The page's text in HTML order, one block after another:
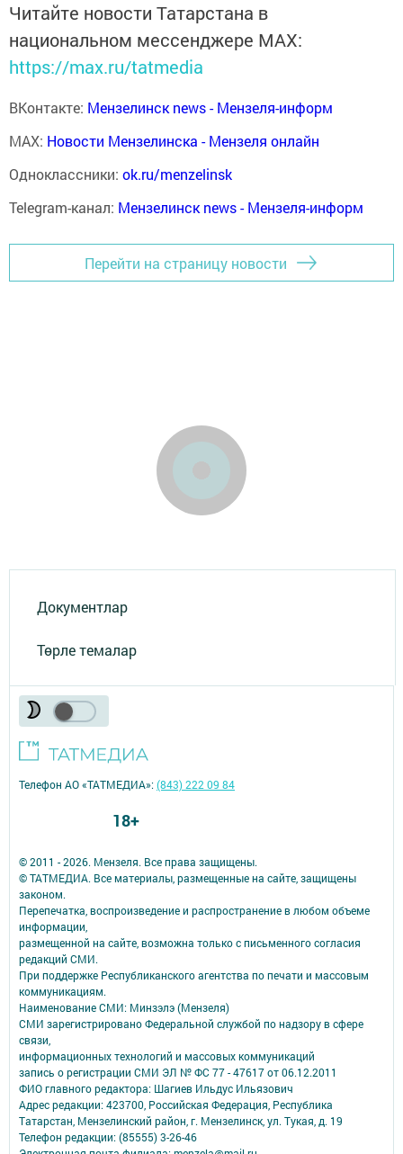
Читайте новости Татарстана в
национальном мессенджере MАХ:
https://max.ru/tatmedia
ВКонтакте: Мензелинск news - Мензеля-информ
MAX: Новости Мензелинска - Мензеля онлайн
Одноклассники: ok.ru/menzelinsk
Telegram-канал: Мензелинск news - Мензеля-информ
Перейти на страницу новости
Документлар
Төрле темалар
© 2011 - 2026. Мензеля. Все права защищены.
© ТАТМЕДИА. Все материалы, размещенные на сайте, защищены
законом.
Перепечатка, воспроизведение и распространение в любом объеме
информации,
размещенной на сайте, возможна только с письменного согласия
редакций СМИ.
При поддержке Республиканского агентства по печати и массовым
коммуникациям.
Наименование СМИ: Минзэлэ (Мензеля)
СМИ зарегистрировано Федеральной службой по надзору в сфере
связи,
информационных технологий и массовых коммуникаций
запись о регистрации СМИ ЭЛ № ФС 77 - 47617 от 06.12.2011
ФИО главного редактора: Шагиев Ильдус Ильязович
Адрес редакции: 423700, Российская Федерация, Республика
Татарстан, Мензелинский район, г. Мензелинск, ул. Тукая, д. 19
Телефон редакции: (85555) 3-26-46
Телефон АО «ТАТМЕДИА»:(843) 222 09 84
18+